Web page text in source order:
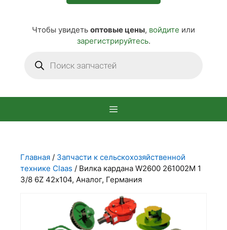
Чтобы увидеть оптовые цены, войдите или
зарегистрируйтесь.
товаров
Главная / Запчасти к сельскохозяйственной
технике Claas / Вилка кардана W2600 261002М 1
3/8 6Z 42х104, Аналог, Германия